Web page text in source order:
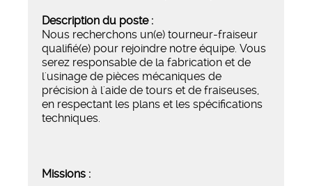
Description du poste :
Nous recherchons un(e) tourneur-fraiseur
qualifié(e) pour rejoindre notre équipe. Vous
serez responsable de la fabrication et de
l'usinage de pièces mécaniques de
précision à l'aide de tours et de fraiseuses,
en respectant les plans et les spécifications
techniques.
Missions :